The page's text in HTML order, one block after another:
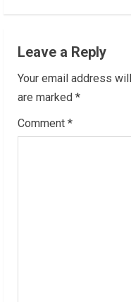
e
R
e
Leave a Reply
Your email address
are marked *
Comment *